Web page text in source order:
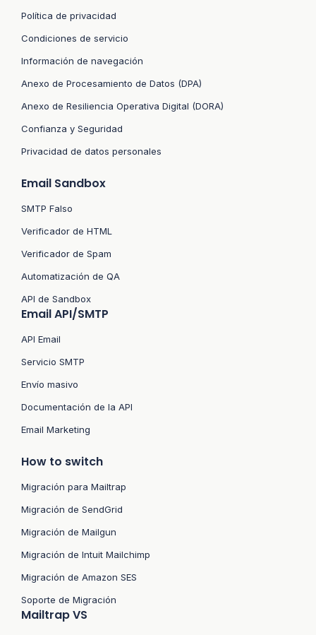
Política de privacidad
Condiciones de servicio
Información de navegación
Anexo de Procesamiento de Datos (DPA)
Anexo de Resiliencia Operativa Digital (DORA)
Confianza y Seguridad
Privacidad de datos personales
Email Sandbox
SMTP Falso
Verificador de HTML
Verificador de Spam
Automatización de QA
API de Sandbox
Email API/SMTP
API Email
Servicio SMTP
Envío masivo
Documentación de la API
Email Marketing
How to switch
Migración para Mailtrap
Migración de SendGrid
Migración de Mailgun
Migración de Intuit Mailchimp
Migración de Amazon SES
Soporte de Migración
Mailtrap VS